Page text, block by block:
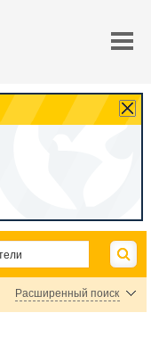
Расширенный поиск